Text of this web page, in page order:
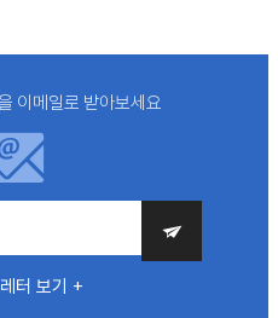
이메일로 받아보세요
터 보기 +